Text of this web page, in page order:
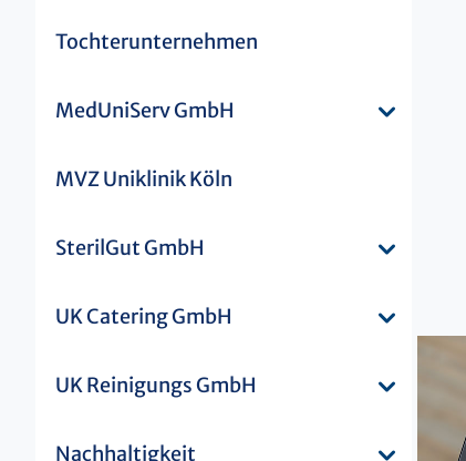
Tochterunternehmen
MedUniServ GmbH
MVZ Uniklinik Köln
SterilGut GmbH
UK Catering GmbH
UK Reinigungs GmbH
Nachhaltigkeit